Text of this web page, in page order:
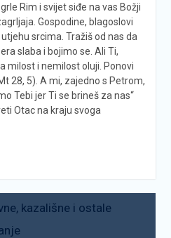
Rim i svijet siđe na vas Božji
Gospodine, blagoslovi
srcima. Tražiš od nas da
slaba i bojimo se. Ali Ti,
milost i nemilost oluji. Ponovi
28, 5). A mi, zajedno s Petrom,
Tebi jer Ti se brineš za nas“
Otac na kraju svoga
kazališne i ostale